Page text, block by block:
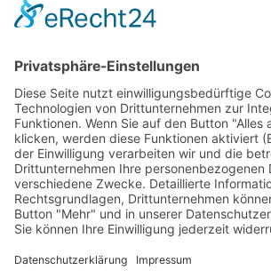
Firmenunfallversicherung
Interesse?
Wenn Sie an dieser spannenden und
abwechslungsreichen Aufgabe
freuen wir uns über die Zusendung
vollständigen Bewerbungsunterlagen
per Mail anbewerbung@bischoff-
Angabe Ihrer Gehaltsvorstellung und